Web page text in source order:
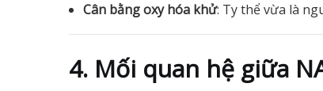
Cân bằng oxy hóa khử: Ty thể vừa là
4. Mối quan hệ giữa